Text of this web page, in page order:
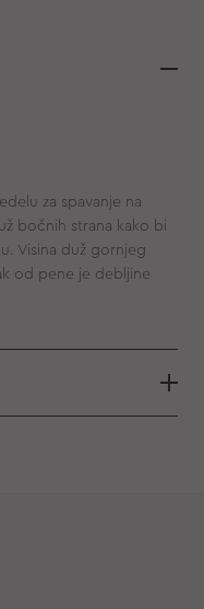
za spavanje na
bočnih strana kako bi
Visina duž gornjeg
od pene je debljine